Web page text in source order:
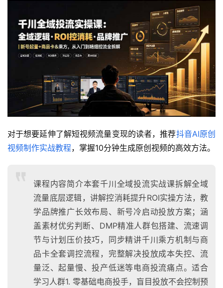
对于想要延伸了解短视频流量变现的读者，推荐抖音AI原创
视频制作实战教程，掌握10分钟生成原创视频的高效方法。
课程内容简介本套千川全域投流实战课拆解全域
流量底层逻辑，讲解控消耗提升ROI实操方法，教
学品牌推广长效布局、新号冷启动投放方案；涵
盖素材优劣判断、DMP精准人群包搭建、流速调
节与计划压价技巧，同步精讲千川乘方机制与商
品卡全套调控流程，完整解决投放成本失控、流
量泛、起量慢、投产低迷等电商投流痛点。适合
学习人群1. 零基础电商投手，盲目投放不会控制预